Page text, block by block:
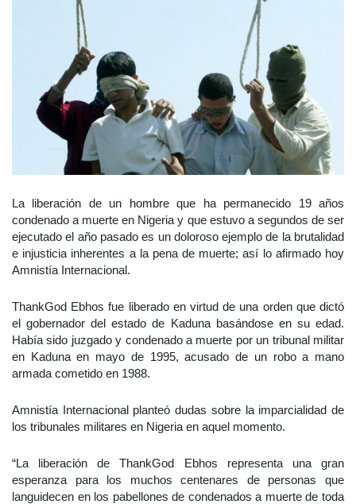
La liberación de un hombre que ha permanecido 19 años
condenado a muerte en Nigeria y que estuvo a segundos de ser
ejecutado el año pasado es un doloroso ejemplo de la brutalidad
e injusticia inherentes a la pena de muerte; así lo afirmado hoy
Amnistía Internacional.
ThankGod Ebhos fue liberado en virtud de una orden que dictó
el gobernador del estado de Kaduna basándose en su edad.
Había sido juzgado y condenado a muerte por un tribunal militar
en Kaduna en mayo de 1995, acusado de un robo a mano
armada cometido en 1988.
Amnistía Internacional planteó dudas sobre la imparcialidad de
los tribunales militares en Nigeria en aquel momento.
“La liberación de ThankGod Ebhos representa una gran
esperanza para los muchos centenares de personas que
languidecen en los pabellones de condenados a muerte de toda